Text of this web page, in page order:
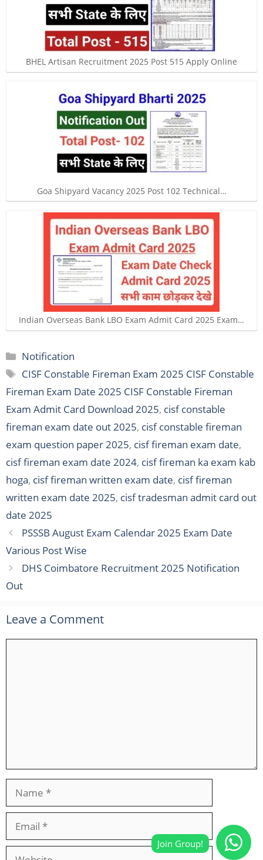
BHEL Artisan Recruitment 2025 Post 515 Apply Online
Goa Shipyard Vacancy 2025 Post 102 Technical…
Indian Overseas Bank LBO Exam Admit Card 2025 Exam…
Categories
Notification
Tags
CISF Constable Fireman Exam 2025 CISF Constable
Fireman Exam Date 2025 CISF Constable Fireman
Exam Admit Card Download 2025, cisf constable
fireman exam date out 2025, cisf constable fireman
exam question paper 2025, cisf fireman exam date,
cisf fireman exam date 2024, cisf fireman ka exam kab
hoga, cisf fireman written exam date, cisf fireman
written exam date 2025, cisf tradesman admit card out
date 2025
PSSSB August Exam Calendar 2025 Exam Date
Various Post Wise
DHS Coimbatore Recruitment 2025 Notification
Out
Leave a Comment
Website